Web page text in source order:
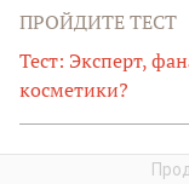
ПРОЙДИТЕ ТЕСТ
Тест: Эксперт,
косметики?